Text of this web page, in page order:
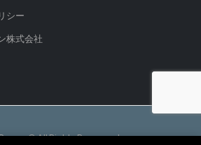
シー
株式会社
© All Rights Reserved